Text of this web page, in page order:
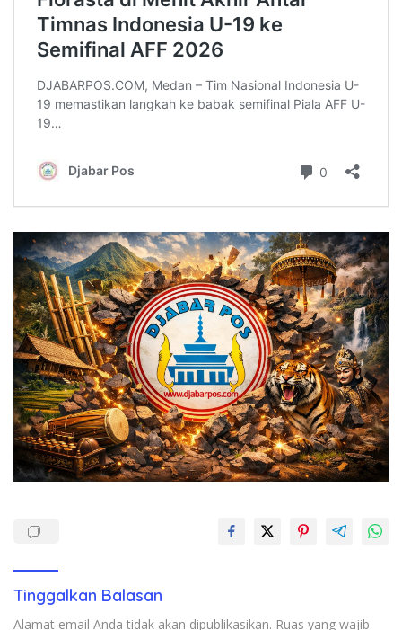
Tinggalkan Balasan
Alamat email Anda tidak akan dipublikasikan. Ruas yang wajib